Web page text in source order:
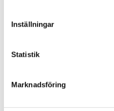
Inställningar
Statistik
Marknadsföring